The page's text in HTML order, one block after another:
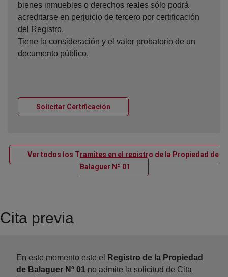
bienes inmuebles o derechos reales sólo podrá
acreditarse en perjuicio de tercero por certificación
del Registro.
Tiene la consideración y el valor probatorio de un
documento público.
Solicitar Certificación
Ver todos los Tramites en el registro de la Propiedad de
Balaguer Nº 01 Ventana nueva
Cita previa
En este momento este el
Registro de la Propiedad
de Balaguer Nº 01 no admite la solicitud de Cita